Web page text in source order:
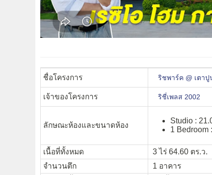
ชื่อโครงการ ริชพาร์ค @ เตาปู
เจ้าของโครงการ ริชี่เพลส 2002
ลักษณะห้องและขนาดห้อง
Studio :
1 Bedroom
เนื้อที่ทั้งหมด
3 ไร่ 64.60 ตร.ว.
จำนวนตึก
1 อาคาร